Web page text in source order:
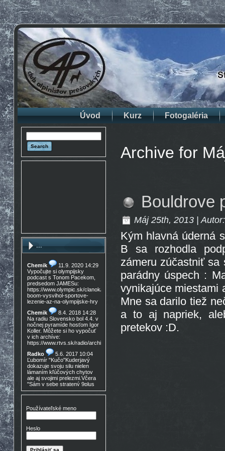
Úvod Kurz Fotogaléria
...
Chemik
11.9. 2020 14:29
Vypočujte si olympijsky
podcast s Tonom Pacekom,
predsedom JAMESu:
https://www.olympic.sk/clanok/celosvetovy-
boom-vysvihol-sportove-
lezenie-az-na-olympijske-hry
Chemik
8.4. 2018 14:28
Na radiu Slovensko bol 4.4. v
nočnej pyramíde hosťom Igor
Koller. Môžete si ho vypočuť
v ich archíve:
https://www.rtvs.sk/radio/archiv/11436/902144
Radko
5.6. 2017 10:04
Ľubomír "Kučo"Kuderjavý
dokazuje svoju silu nielen
lámaním kľúčových chytov
ale aj svojimi prelezmi.Včera
"Sám v sebe stratený 9plus
,!Gratulácia!!!
15:30
Nedocenený Prešovský
lezec známy tiež ako Lajoš
Morales predá lezečky, nové
v krabici, nepoužité,
zľava nech nejem 90eur
Používateľské meno
Heslo
Archive for
Bouldrove
Máj 25th, 2013 |
Kým hlavná úderná
B sa rozhodla
zámeru zúčastniť sa
parádny úspech :
vynikajúce miestami
Mne sa darilo tiež
a to aj napriek,
pretekov :D.